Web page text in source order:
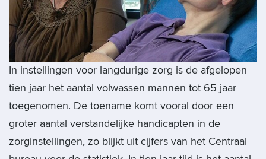
In instellingen voor langdurige zorg is de afgelopen
tien jaar het aantal volwassen mannen tot 65 jaar
toegenomen. De toename komt vooral door een
groter aantal verstandelijke handicapten in de
zorginstellingen, zo blijkt uit cijfers van het Centraal